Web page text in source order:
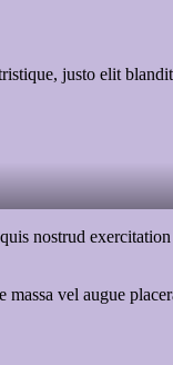
justo elit
nostrud
vel augue